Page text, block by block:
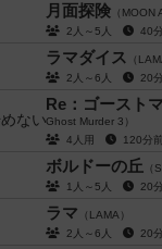
月面探険 （MOON
2人～5人
40
ラマダイス
（
2人～6人
20
Re：ゴースト
Ghost Murder 3）
4人用
120分
ボルドーの丘 （
1人～5人
20
ラマ （LAMA）
2人～6人
20